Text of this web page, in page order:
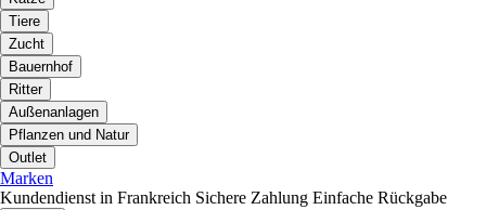
Tiere
Zucht
Bauernhof
Ritter
Außenanlagen
Pflanzen und Natur
Outlet
Marken
Kundendienst in Frankreich Sichere Zahlung Einfache Rückgabe